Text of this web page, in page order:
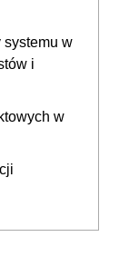
systemu w
i
w